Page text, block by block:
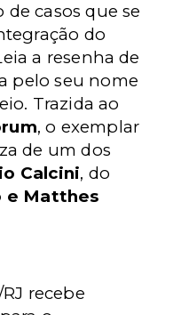
casos que se
do
a resenha de
pelo seu nome
Trazida ao
, o exemplar
de um dos
Calcini, do
e Matthes
recebe